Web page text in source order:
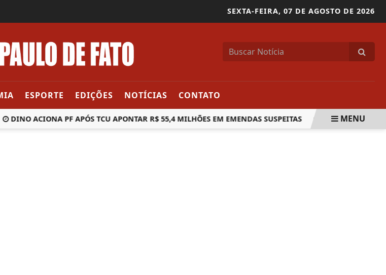
SEXTA-FEIRA, 07 DE AGOSTO DE 2026
ESPORTE EDIÇÕES NOTÍCIAS CONTATO
DINO ACIONA PF APÓS TCU APONTAR R$ 55,4 MILHÕES EM EMENDAS SUSPEITAS BENEFICIÁRIOS
MENU